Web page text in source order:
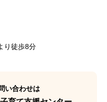
り徒歩8分
い合わせは